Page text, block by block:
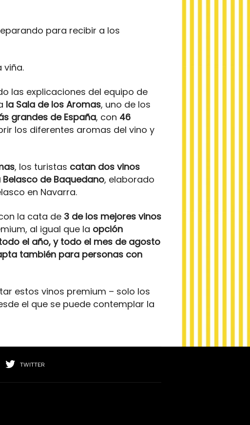
para recibir a los
viña.
las explicaciones del equipo de
la Sala de los Aromas, uno de los
grandes de España, con 46
los diferentes aromas del vino y
, los turistas catan dos vinos
de Baquedano, elaborado
en Navarra.
la cata de 3 de los mejores vinos
al igual que la opción
el año, y todo el mes de agosto
también para personas con
estos vinos premium – solo los
el que se puede contemplar la
TWITTER